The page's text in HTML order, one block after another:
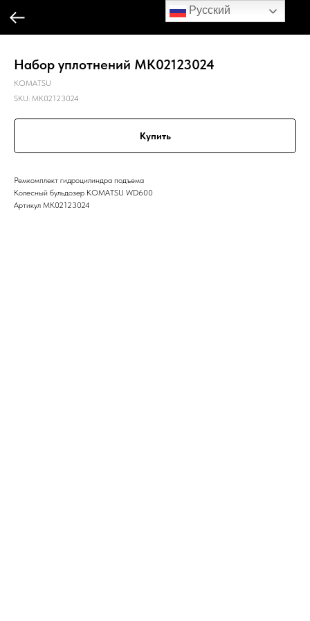
Русский
Набор уплотнений MK02123024
KOMATSU
SKU: MK02123024
Купить
Ремкомплект гидроцилиндра подъема
Колесный бульдозер KOMATSU WD600
Артикул MK02123024